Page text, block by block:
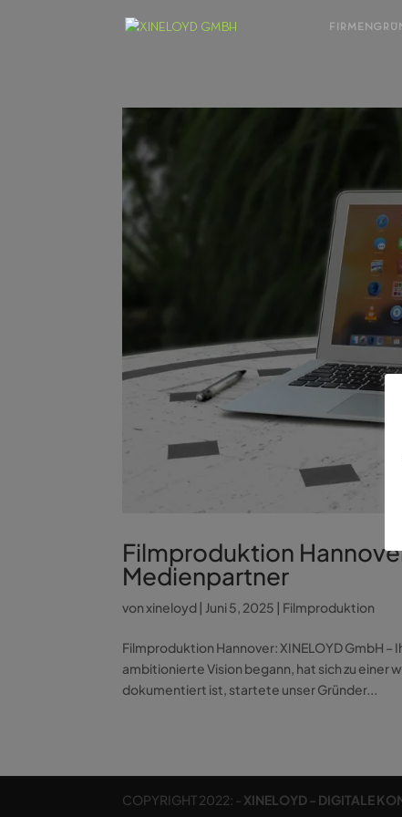
Filmproduktion
Medienpartner
vonxineloyd| Juni 5, 2025 | Filmproduktion
Filmproduktion Hannover: XINELOYD GmbH
ambitionierte Vision begann, hat sich zu
dokumentiert ist, startete unser Gründer...
COPYRIGHT 2022: - XINELOYD - DIGITALE